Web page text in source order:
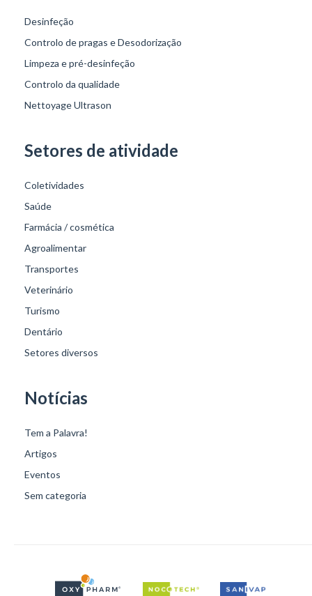
Desinfeção
Controlo de pragas e Desodorização
Limpeza e pré-desinfeção
Controlo da qualidade
Nettoyage Ultrason
Setores de atividade
Coletividades
Saúde
Farmácia / cosmética
Agroalimentar
Transportes
Veterinário
Turismo
Dentário
Setores diversos
Notícias
Tem a Palavra!
Artigos
Eventos
Sem categoria